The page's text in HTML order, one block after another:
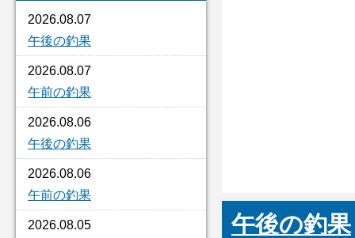
2026.08.07
午後の釣果
2026.08.07
午前の釣果
2026.08.06
午後の釣果
2026.08.06
午前の釣果
2026.08.05
午後の釣果